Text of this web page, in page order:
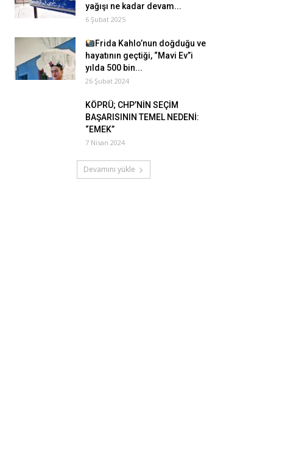
yağışı ne kadar devam...
6 Şubat 2025
Frida Kahlo’nun doğduğu ve
hayatının geçtiği, “Mavi Ev”i
yılda 500 bin...
26 Şubat 2024
KÖPRÜ; CHP’NİN SEÇİM
BAŞARISININ TEMEL NEDENİ:
“EMEK”
7 Nisan 2024
Devamını yükle